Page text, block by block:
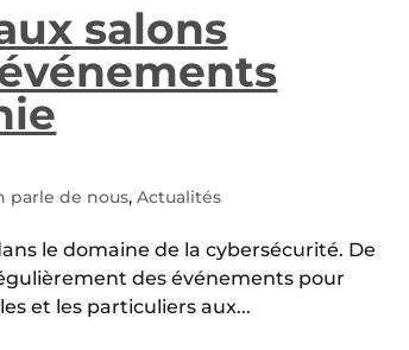
salons
parle de nous,Actualités
le domaine de la cybersécurité. De
des événements pour
et les particuliers aux...